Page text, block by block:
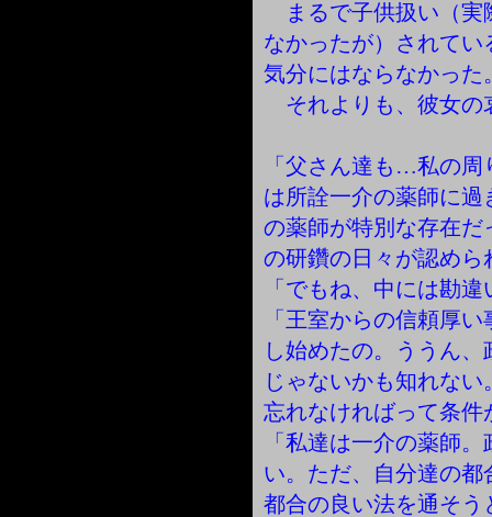
まるで子供扱い（実
なかったが）されて
気分にはならなかった
それよりも、彼女の
「父さん達も…私の
は所詮一介の薬師に
の薬師が特別な存在
の研鑽の日々が認めら
「でもね、中には勘
「王室からの信頼厚
し始めたの。ううん
じゃないかも知れな
忘れなければって条件
「私達は一介の薬師
い。ただ、自分達の
都合の良い法を通そ